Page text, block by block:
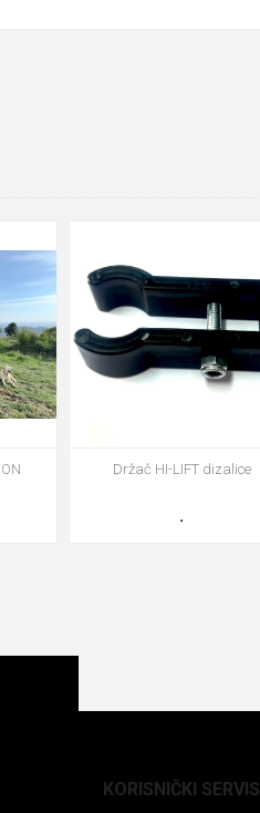
Držač HI-LIFT dizalice
.
KORISNIČKI SERVIS